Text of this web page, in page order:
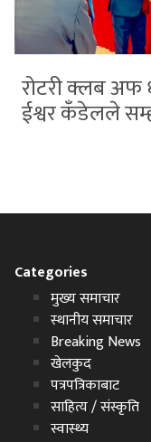
रोटरी क्लब अफ
ईश्वर कँडेलले
Categories
मुख्य समाचार
स्थानीय समाचार
Breaking News
खेलकुद
पत्रपत्रिकाबाट
साहित्य / संस्कृति
स्वास्थ्य